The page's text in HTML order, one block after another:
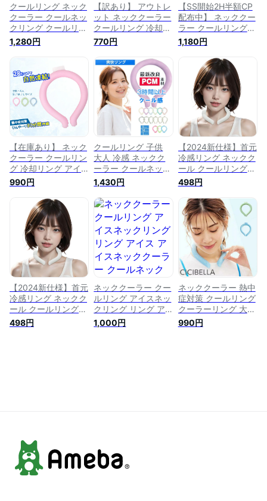
クールリング ネック
クーラー クールネッ
クリング クールリン
グ アイスネックバン
ド アイスネックリン
感グッズ 子供 ひん
やり 涼しい 冷却タ
オル 暑さ対策 グッ
ズ 熱中症対策 子ど
1,280円
【訳あり】 アウトレ
ット ネッククーラー
クールリング 冷却リ
ング アイスネックリ
ング クールネック
ひんやりグッズ アイ
スネックバンド 子供
用 女の子 男の子 キ
ッズ 首 冷却 熱中症
対策 暑さ対策 冷た
い ひんやり 冷感グ
ッズ スマートアイス
リングクール
770円
【SS開始2H半額CP
配布中】 ネッククー
ラー クールリング
ネックリング ひんや
り 熱中症対策 リン
グ アイス 冷感 ネッ
ククーラー 猛暑対策
熱中症対策グッズ 保
冷剤 アイスネックリ
ング 首 冷却リング
クール 冷たい 涼し
い 首掛け 暑さ対策
爽快リング ひんやり
グッズ
1,180円
【在庫あり】 ネック
クーラー クールリン
グ 冷却リング アイ
スネックリング クー
ルネック ひんやりグ
ッズ アイスネックバ
ンド 子供用 女の子
男の子 キッズ 首 冷
却 熱中症対策 暑さ
対策 冷たい ひんや
り 冷感グッズ スマ
ートアイス リングク
ール
990円
クールリング 子供
大人 冷感 ネックク
ーラー クールネック
リング クールリング
アイスネックバンド
クールバンド アイス
ネックリング 首 冷
却 ひんやりリング
冷感グッズ 冷却タオ
ル 結露しない 暑さ
対策グッズ 熱中症対
策 キッズ ひんやり
冷却チューブ 冷却
冷感 ネック
1,430円
【2024新仕様】首元
冷感リング ネックク
ール クールリング
キッズ 大人 アイス
ネックリング 冷却リ
ング クールネック
ひんやりグッズ 首
冷却 熱中症対策 暑
さ対策 冷たい ひん
やり 冷感グッズ
(large, ホワイト)
498円
【2024新仕様】首元
冷感リング ネックク
ール クールリング
キッズ 大人 アイス
ネックリング 冷却リ
498円
ネッククーラー クー
ルリング アイスネッ
クリング リング ア
イス アイスネックク
ーラー クールネック
1,000円
ネッククーラー 熱中
症対策 クールリング
クーラーリング 大人
クールネック ひんや
りグッズ 首 冷却 熱
990円